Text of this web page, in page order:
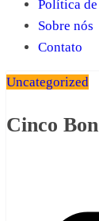
Política
Sobre nós
Contato
Uncategorized
Cinco